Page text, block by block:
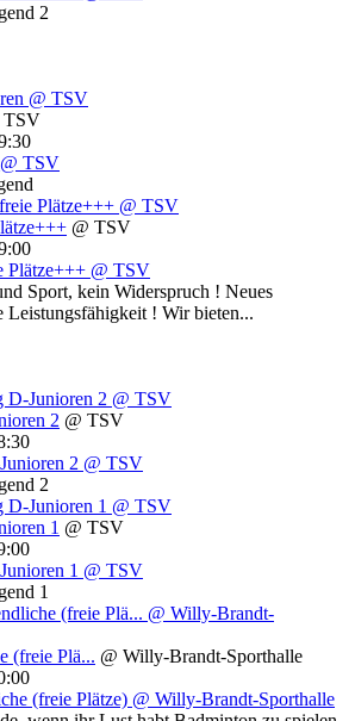
2
@ TSV
TSV
Plätze+++ @ TSV
@ TSV
Sport, kein Widerspruch ! Neues
Leistungsfähigkeit ! Wir bieten...
D-Junioren 2 @ TSV
2 @ TSV
2
D-Junioren 1 @ TSV
1 @ TSV
1
(freie Plä... @ Willy-Brandt-
(freie Plä... @ Willy-Brandt-Sporthalle